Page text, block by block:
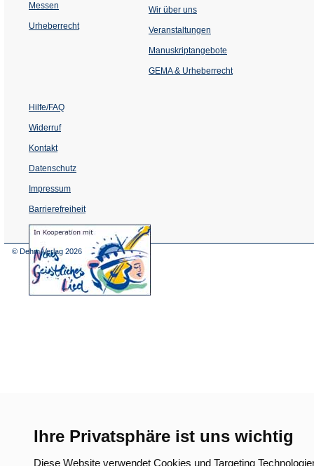
Ihre Privatsphäre ist uns wichtig
Diese Website verwendet Cookies und Targeting
Messen
Urheberrecht
Wir über uns
Veranstaltungen
einem
Tab)
Manuskriptangebote
GEMA & Urheberrecht
Hilfe/FAQ
Widerruf
Kontakt
Datenschutz
Impressum
Barrierefreiheit
(Öffnet
in
© Dehm Verlag 2026